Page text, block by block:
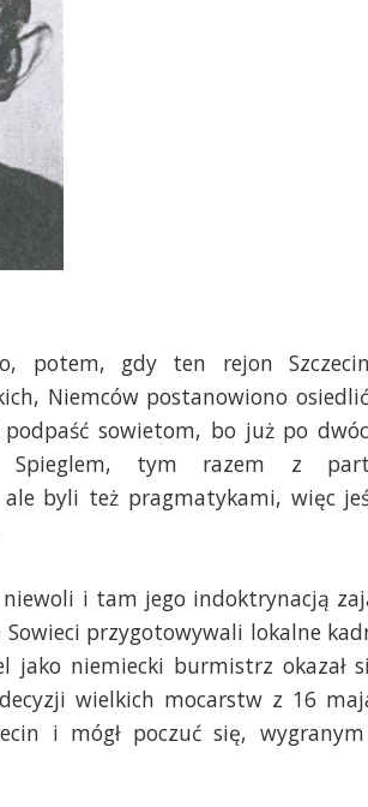
potem, gdy ten rejon
Niemców postanowiono
podpaść sowietom, bo już po
Spieglem, tym razem z
ale byli też pragmatykami, więc
i tam jego indoktrynacją
przygotowywali lokalne
jako niemiecki burmistrz okazał
wielkich mocarstw z 16
i mógł poczuć się,